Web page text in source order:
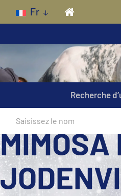
Skip to main content
Fr
Recherche
MIMOSA